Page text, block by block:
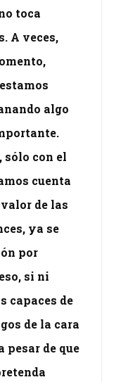
toca
A veces,
algo
sólo con el
cuenta
de las
ya se
por
si ni
capaces de
de la cara
pesar de que